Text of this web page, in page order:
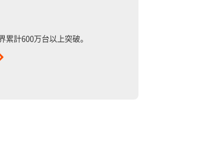
累計600万台以上突破。